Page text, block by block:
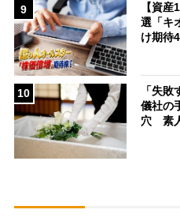
9
【資
選「キ
け期待
10
「失
儀社の
穴 素